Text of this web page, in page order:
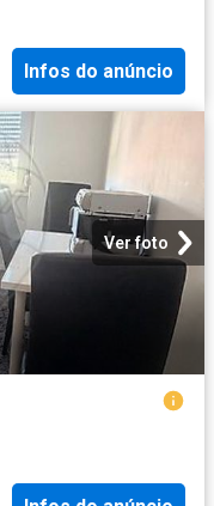
Infos do anúncio
Ver foto